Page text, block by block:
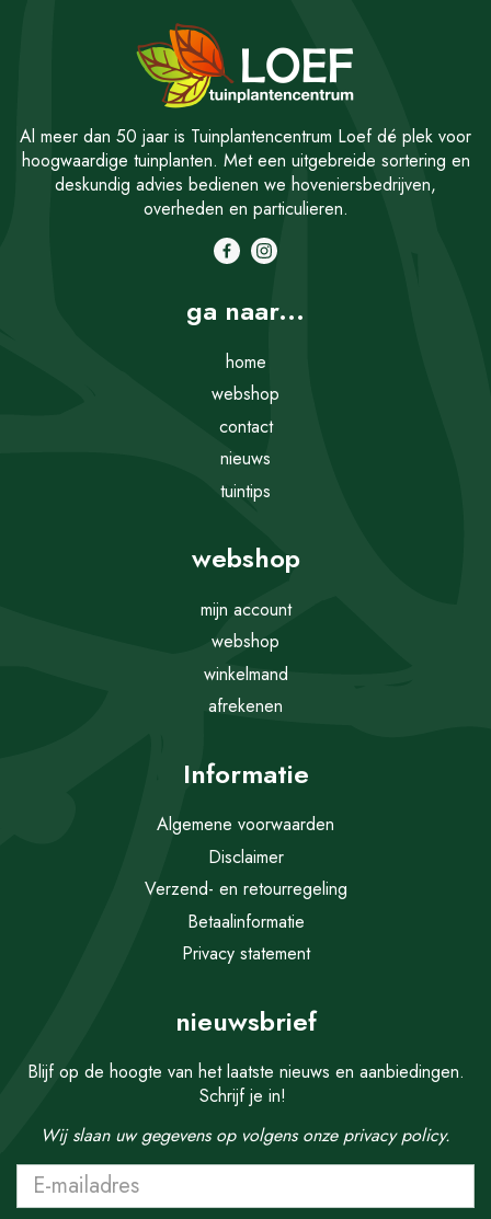
Al meer dan 50 jaar is Tuinplantencentrum Loef dé plek voor
hoogwaardige tuinplanten. Met een uitgebreide sortering en
deskundig advies bedienen we hoveniersbedrijven,
overheden en particulieren.
ga naar...
home
webshop
contact
nieuws
tuintips
webshop
mijn account
webshop
winkelmand
afrekenen
Informatie
Algemene voorwaarden
Disclaimer
Verzend- en retourregeling
Betaalinformatie
Privacy statement
nieuwsbrief
Blijf op de hoogte van het laatste nieuws en aanbiedingen.
Schrijf je in!
Wij slaan uw gegevens op volgens onze privacy policy.